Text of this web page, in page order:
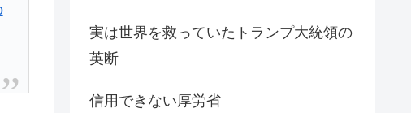
実は世界を救っていたトランプ大統領の
英断
信用できない厚労省